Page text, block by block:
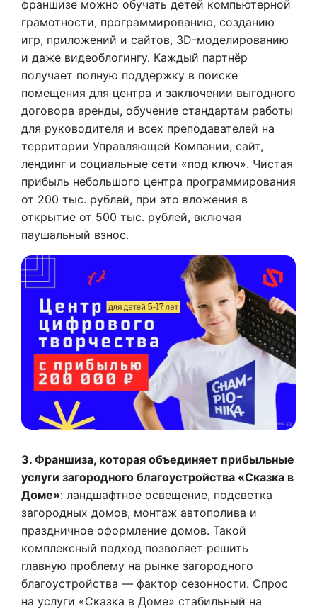
франшизе можно обучать детей компьютерной
грамотности, программированию, созданию
игр, приложений и сайтов, 3D-моделированию
и даже видеоблогингу. Каждый партнёр
получает полную поддержку в поиске
помещения для центра и заключении выгодного
договора аренды, обучение стандартам работы
для руководителя и всех преподавателей на
территории Управляющей Компании, сайт,
лендинг и социальные сети «под ключ». Чистая
прибыль небольшого центра программирования
от 200 тыс. рублей, при это вложения в
открытие от 500 тыс. рублей, включая
паушальный взнос.
3. Франшиза, которая объединяет прибыльные
услуги загородного благоустройства «Сказка в
Доме»: ландшафтное освещение, подсветка
загородных домов, монтаж автополива и
праздничное оформление домов. Такой
комплексный подход позволяет решить
главную проблему на рынке загородного
благоустройства — фактор сезонности. Спрос
на услуги «Сказка в Доме» стабильный на